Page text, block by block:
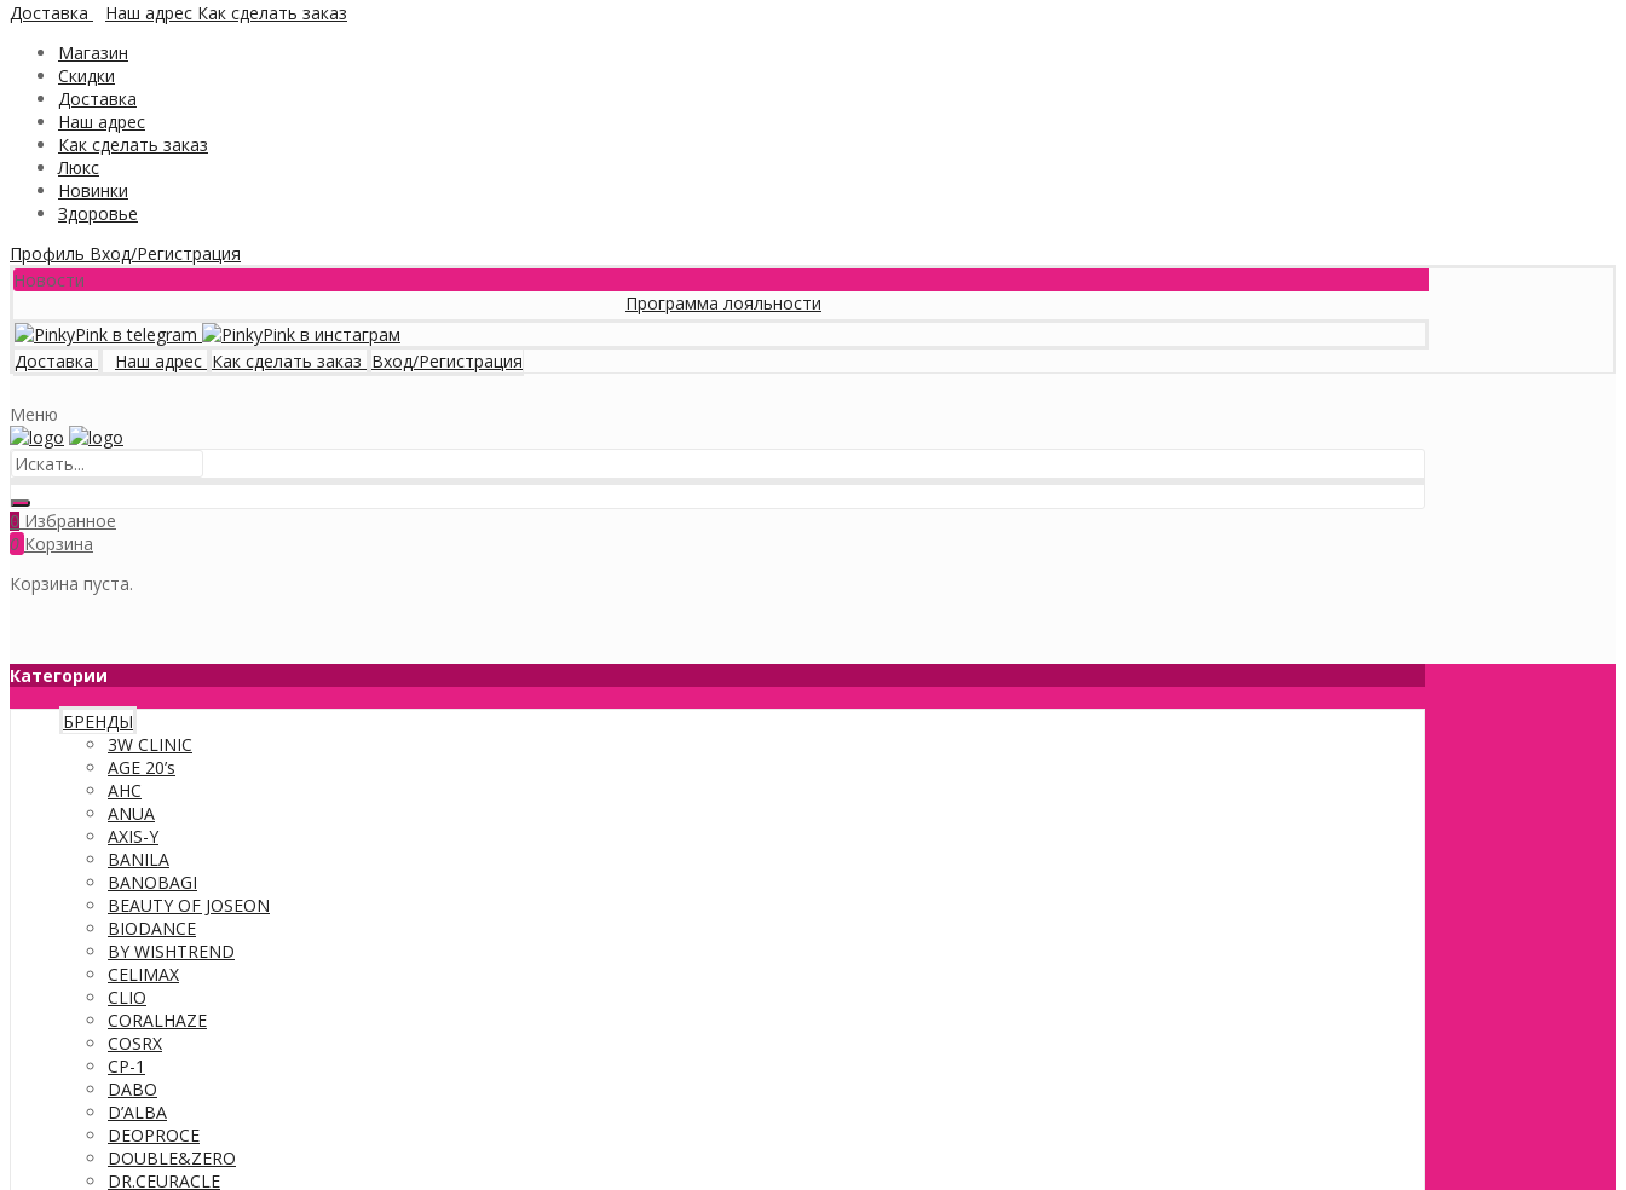
Доставка
Наш адрес Как сделать заказ
Магазин
Скидки
Доставка
Наш адрес
Как сделать заказ
Люкс
Новинки
Здоровье
Профиль Вход/Регистрация
Новости
Программа лояльности
Доставка Наш адрес Как сделать заказ Вход/Регистрация
Меню
0 Избранное
0 Корзина
Корзина пуста.
Категории
БРЕНДЫ
3W CLINIC
AGE 20’s
AHC
ANUA
AXIS-Y
BANILA
BANOBAGI
BEAUTY OF JOSEON
BIODANCE
BY WISHTREND
CELIMAX
CLIO
CORALHAZE
COSRX
CP-1
DABO
D’ALBA
DEOPROCE
DOUBLE&ZERO
DR.CEURACLE